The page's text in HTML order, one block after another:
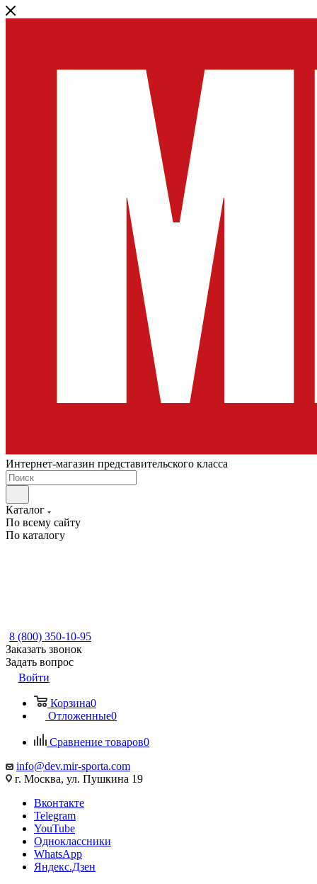
Интернет-магазин представительского класса
Каталог
По всему сайту
По каталогу
8 (800) 350-10-95
Заказать звонок
Задать вопрос
Войти
Корзина0
Отложенные0
Сравнение товаров0
info@dev.mir-sporta.com
г. Москва, ул. Пушкина 19
Вконтакте
Telegram
YouTube
Одноклассники
WhatsApp
Яндекс.Дзен